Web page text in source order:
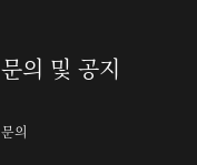
문의 및 공지
문의